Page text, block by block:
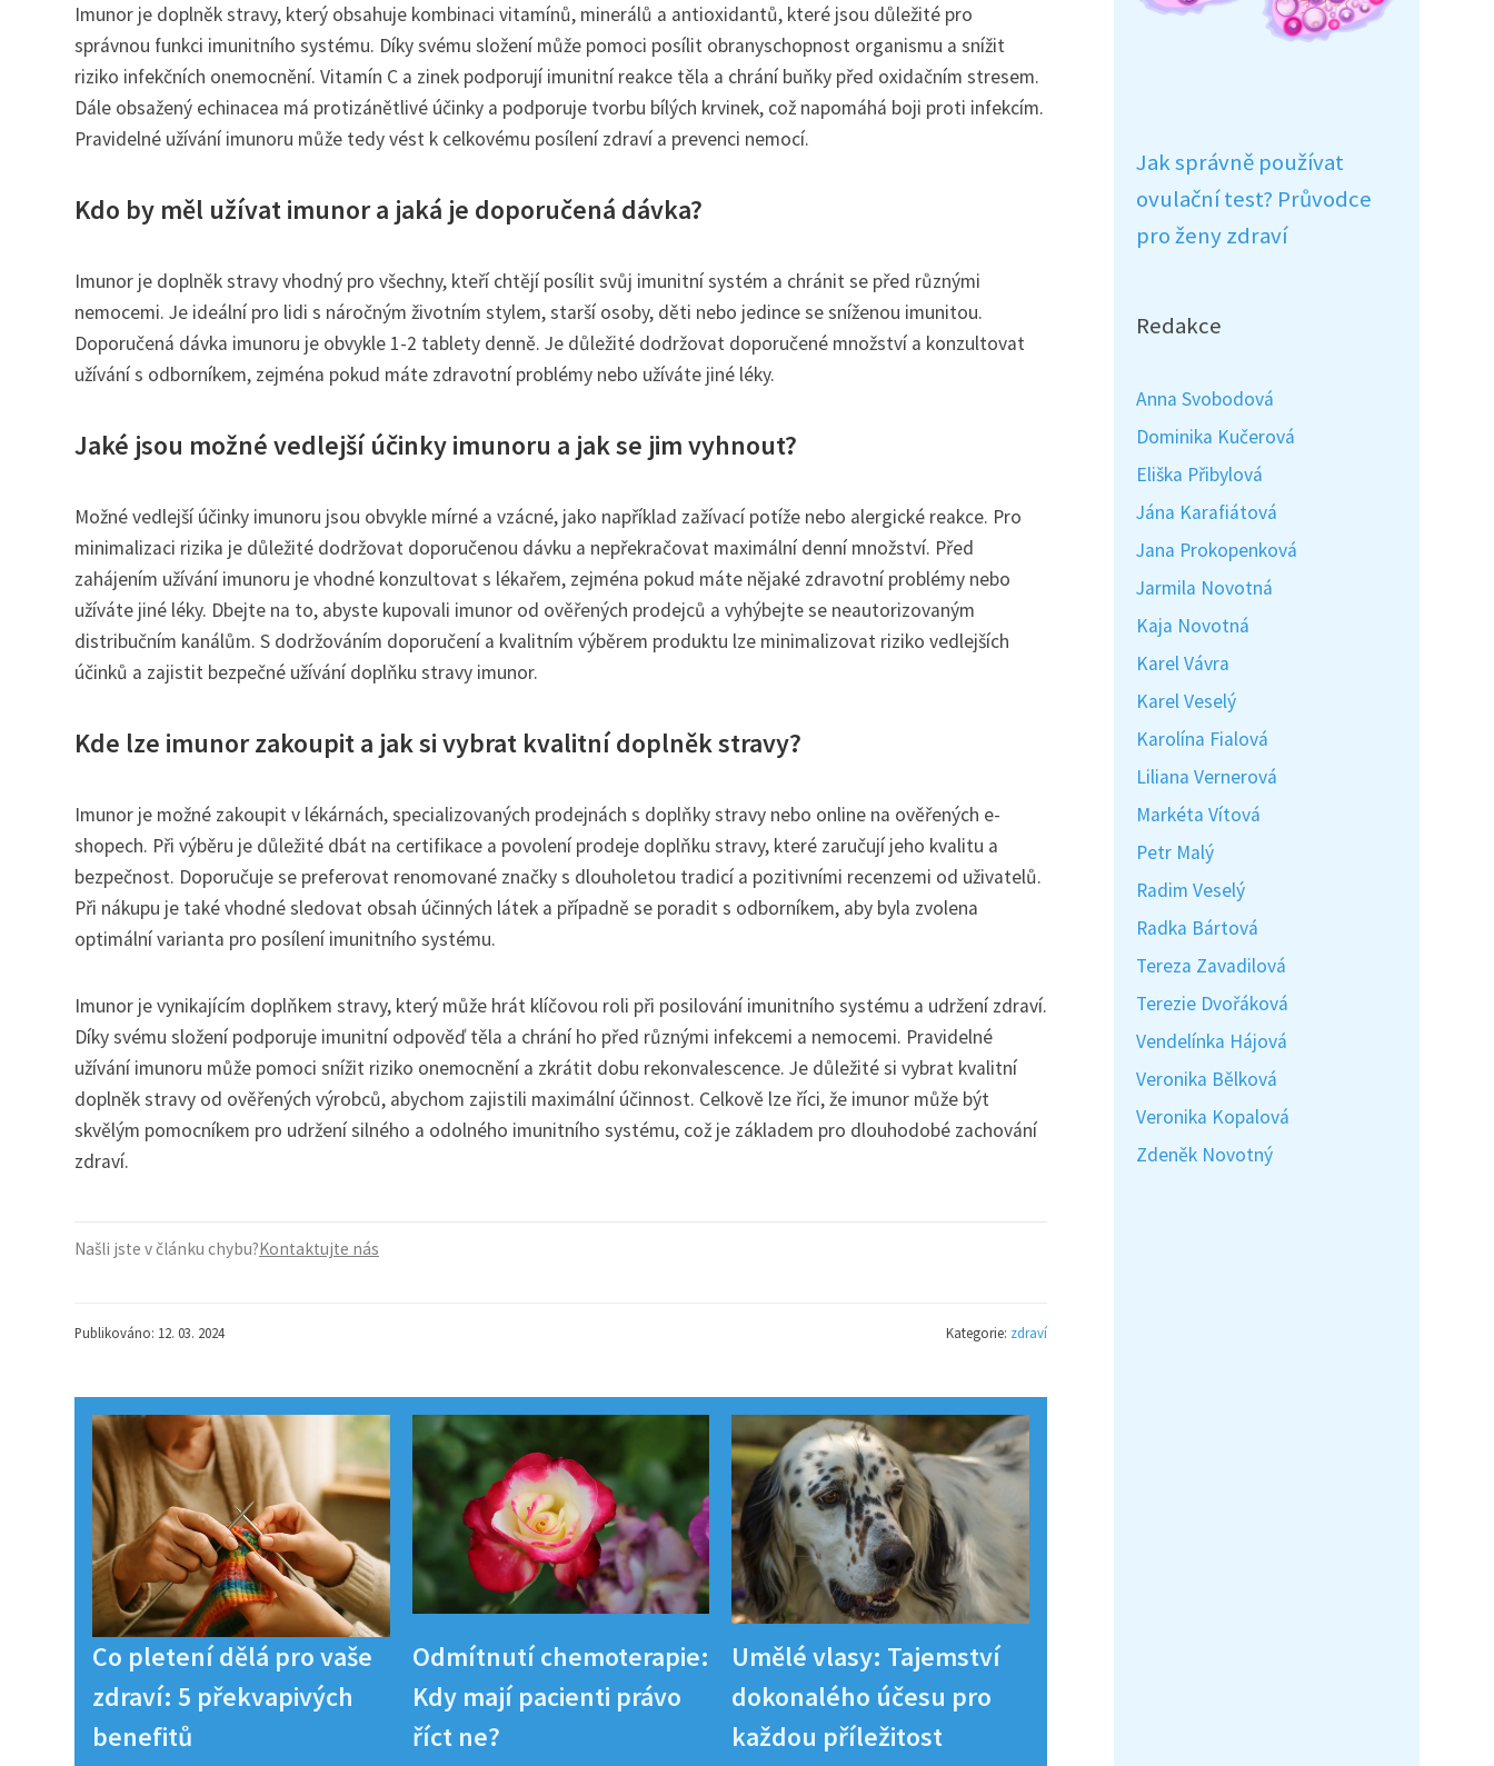
Imunor je doplněk stravy, který obsahuje kombinaci vitamínů, minerálů a antioxidantů, které jsou důležité pro
správnou funkci imunitního systému. Díky svému složení může pomoci posílit obranyschopnost organismu a snížit
riziko infekčních onemocnění. Vitamín C a zinek podporují imunitní reakce těla a chrání buňky před oxidačním stresem.
Dále obsažený echinacea má protizánětlivé účinky a podporuje tvorbu bílých krvinek, což napomáhá boji proti infekcím.
Pravidelné užívání imunoru může tedy vést k celkovému posílení zdraví a prevenci nemocí.
Kdo by měl užívat imunor a jaká je doporučená dávka?
Imunor je doplněk stravy vhodný pro všechny, kteří chtějí posílit svůj imunitní systém a chránit se před různými
nemocemi. Je ideální pro lidi s náročným životním stylem, starší osoby, děti nebo jedince se sníženou imunitou.
Doporučená dávka imunoru je obvykle 1-2 tablety denně. Je důležité dodržovat doporučené množství a konzultovat
užívání s odborníkem, zejména pokud máte zdravotní problémy nebo užíváte jiné léky.
Jaké jsou možné vedlejší účinky imunoru a jak se jim vyhnout?
Možné vedlejší účinky imunoru jsou obvykle mírné a vzácné, jako například zažívací potíže nebo alergické reakce. Pro
minimalizaci rizika je důležité dodržovat doporučenou dávku a nepřekračovat maximální denní množství. Před
zahájením užívání imunoru je vhodné konzultovat s lékařem, zejména pokud máte nějaké zdravotní problémy nebo
užíváte jiné léky. Dbejte na to, abyste kupovali imunor od ověřených prodejců a vyhýbejte se neautorizovaným
distribučním kanálům. S dodržováním doporučení a kvalitním výběrem produktu lze minimalizovat riziko vedlejších
účinků a zajistit bezpečné užívání doplňku stravy imunor.
Kde lze imunor zakoupit a jak si vybrat kvalitní doplněk stravy?
Imunor je možné zakoupit v lékárnách, specializovaných prodejnách s doplňky stravy nebo online na ověřených e-
shopech. Při výběru je důležité dbát na certifikace a povolení prodeje doplňku stravy, které zaručují jeho kvalitu a
bezpečnost. Doporučuje se preferovat renomované značky s dlouholetou tradicí a pozitivními recenzemi od uživatelů.
Při nákupu je také vhodné sledovat obsah účinných látek a případně se poradit s odborníkem, aby byla zvolena
optimální varianta pro posílení imunitního systému.
Imunor je vynikajícím doplňkem stravy, který může hrát klíčovou roli při posilování imunitního systému a udržení zdraví.
Díky svému složení podporuje imunitní odpověď těla a chrání ho před různými infekcemi a nemocemi. Pravidelné
užívání imunoru může pomoci snížit riziko onemocnění a zkrátit dobu rekonvalescence. Je důležité si vybrat kvalitní
doplněk stravy od ověřených výrobců, abychom zajistili maximální účinnost. Celkově lze říci, že imunor může být
skvělým pomocníkem pro udržení silného a odolného imunitního systému, což je základem pro dlouhodobé zachování
zdraví.
Našli jste v článku chybu?Kontaktujte nás
Publikováno: 12. 03. 2024 Kategorie: zdraví
Co pletení dělá pro vaše
zdraví: 5 překvapivých
benefitů
Odmítnutí chemoterapie:
Kdy mají pacienti právo
říct ne?
Umělé vlasy: Tajemství
dokonalého účesu pro
každou příležitost
Jak správně používat
ovulační test? Průvodce
pro ženy zdraví
Redakce
Anna Svobodová
Dominika Kučerová
Eliška Přibylová
Jána Karafiátová
Jana Prokopenková
Jarmila Novotná
Kaja Novotná
Karel Vávra
Karel Veselý
Karolína Fialová
Liliana Vernerová
Markéta Vítová
Petr Malý
Radim Veselý
Radka Bártová
Tereza Zavadilová
Terezie Dvořáková
Vendelínka Hájová
Veronika Bělková
Veronika Kopalová
Zdeněk Novotný